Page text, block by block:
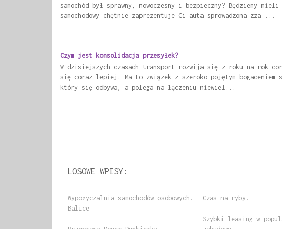
samochód był sprawny, nowoczesny i bezpieczny? Będziemy
samochodowy chętnie zaprezentuje Ci auta sprowadzona zza ...
Czym jest konsolidacja przesyłek?
W dzisiejszych czasach transport rozwija się z roku na rok
się coraz lepiej. Ma to związek z szeroko pojętym
który się odbywa, a polega na łączeniu niewiel...
LOSOWE WPISY:
Czas na ryby.
Wypożyczalnia samochodów osobowych.
Balice
Szybki leasing w